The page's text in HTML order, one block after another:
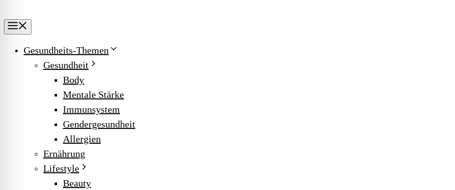
Gesundheits-Themen
Gesundheit
Body
Mentale Stärke
Immunsystem
Gendergesundheit
Allergien
Ernährung
Lifestyle
Beauty